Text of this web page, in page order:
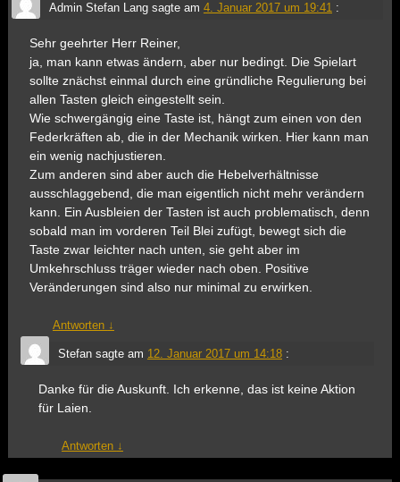
Admin Stefan Langsagte am 4. Januar 2017 um 19:41 :
Sehr geehrter Herr Reiner,
ja, man kann etwas ändern, aber nur bedingt. Die Spielart
sollte znächst einmal durch eine gründliche Regulierung bei
allen Tasten gleich eingestellt sein.
Wie schwergängig eine Taste ist, hängt zum einen von den
Federkräften ab, die in der Mechanik wirken. Hier kann man
ein wenig nachjustieren.
Zum anderen sind aber auch die Hebelverhältnisse
ausschlaggebend, die man eigentlich nicht mehr verändern
kann. Ein Ausbleien der Tasten ist auch problematisch, denn
sobald man im vorderen Teil Blei zufügt, bewegt sich die
Taste zwar leichter nach unten, sie geht aber im
Umkehrschluss träger wieder nach oben. Positive
Veränderungen sind also nur minimal zu erwirken.
Antworten ↓
Stefansagte am 12. Januar 2017 um 14:18 :
Danke für die Auskunft. Ich erkenne, das ist keine Aktion
für Laien.
Antworten ↓